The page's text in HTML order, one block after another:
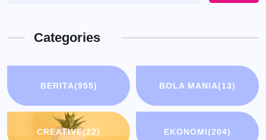
Categories
BERITA(955) BOLA MANIA(13)
CREATIVE(22) EKONOMI(204)